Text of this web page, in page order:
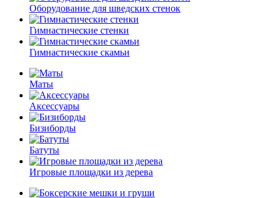
Оборудование для шведских стенок
Гимнастические стенки
Гимнастические скамьи
Маты
Аксессуары
Бизиборды
Батуты
Игровые площадки из дерева